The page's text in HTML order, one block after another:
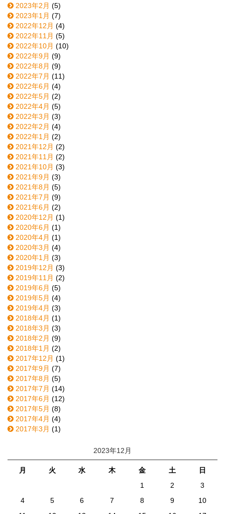
2023年2月 (5)
2023年1月 (7)
2022年12月 (4)
2022年11月 (5)
2022年10月 (10)
2022年9月 (9)
2022年8月 (9)
2022年7月 (11)
2022年6月 (4)
2022年5月 (2)
2022年4月 (5)
2022年3月 (3)
2022年2月 (4)
2022年1月 (2)
2021年12月 (2)
2021年11月 (2)
2021年10月 (3)
2021年9月 (3)
2021年8月 (5)
2021年7月 (9)
2021年6月 (2)
2020年12月 (1)
2020年6月 (1)
2020年4月 (1)
2020年3月 (4)
2020年1月 (3)
2019年12月 (3)
2019年11月 (2)
2019年6月 (5)
2019年5月 (4)
2019年4月 (3)
2018年4月 (1)
2018年3月 (3)
2018年2月 (9)
2018年1月 (2)
2017年12月 (1)
2017年9月 (7)
2017年8月 (5)
2017年7月 (14)
2017年6月 (12)
2017年5月 (8)
2017年4月 (4)
2017年3月 (1)
2023年12月
月 火 水 木 金 土
日
1
2
3
4
5 6 7 8 9
10